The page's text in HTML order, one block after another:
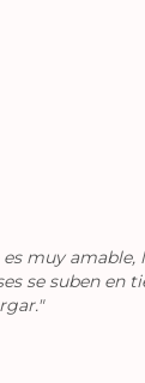
muy amable,
se suben en